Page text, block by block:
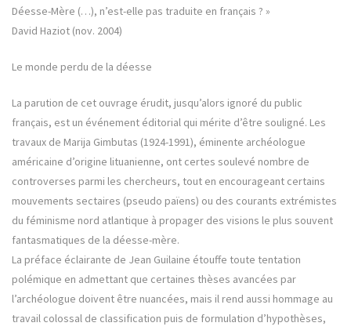
Déesse-Mère (…), n’est-elle pas traduite en français ? »
David Haziot (nov. 2004)
Le monde perdu de la déesse
La parution de cet ouvrage érudit, jusqu’alors ignoré du public
français, est un événement éditorial qui mérite d’être souligné. Les
travaux de Marija Gimbutas (1924-1991), éminente archéologue
américaine d’origine lituanienne, ont certes soulevé nombre de
controverses parmi les chercheurs, tout en encourageant certains
mouvements sectaires (pseudo païens) ou des courants extrémistes
du féminisme nord atlantique à propager des visions le plus souvent
fantasmatiques de la déesse-mère.
La préface éclairante de Jean Guilaine étouffe toute tentation
polémique en admettant que certaines thèses avancées par
l’archéologue doivent être nuancées, mais il rend aussi hommage au
travail colossal de classification puis de formulation d’hypothèses,